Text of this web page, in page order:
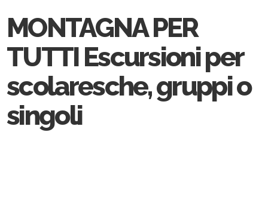
MONTAGNA PER
TUTTI Escursioni per
scolaresche, gruppi o
singoli